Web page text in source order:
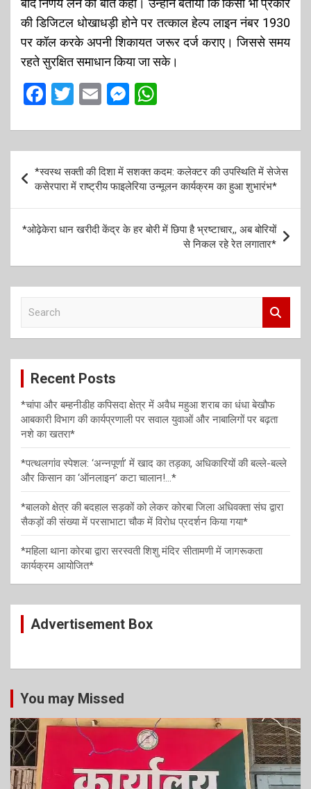
बाद निर्णय लेने की बात कही। उन्होंने बताया कि किसी भी प्रकार
की डिजिटल धोखाधड़ी होने पर तत्काल हेल्प लाइन नंबर 1930
पर कॉल करके अपनी शिकायत जरूर दर्ज कराए। जिससे समय
रहते सुरक्षित समाधान किया जा सके।
F
ce
o
o
k
T
tt
er
E
ail
M
se
g
er
at
A
p
p
s
g
a
*स्वस्थ सक्ती की दिशा में सशक्त कदम: कलेक्टर की उपस्थिति में सेजेस
कसेरपारा में राष्ट्रीय फाइलेरिया उन्मूलन कार्यक्रम का हुआ शुभारंभ*
*ओढ़ेकेरा धान खरीदी केंद्र के हर बोरी में छिपा है भ्रष्टाचार,, अब बोरियों
से निकल रहे रेत लगातार*
c
Recent Posts
*चांपा और बम्हनीडीह कपिसदा क्षेत्र में अवैध महुआ शराब का धंधा बेखौफ
आबकारी विभाग की कार्यप्रणाली पर सवाल युवाओं और नाबालिगों पर बढ़ता
नशे का खतरा*
*पत्थलगांव स्पेशल: ‘अन्नपूर्णा’ में खाद का तड़का, अधिकारियों की बल्ले-बल्ले
और किसान का ‘ऑनलाइन’ कटा चालान!…*
*बालको क्षेत्र की बदहाल सड़कों को लेकर कोरबा जिला अधिवक्ता संघ द्वारा
सैकड़ों की संख्या में परसाभाटा चौक में विरोध प्रदर्शन किया गया*
*महिला थाना कोरबा द्वारा सरस्वती शिशु मंदिर सीतामणी में जागरूकता
कार्यक्रम आयोजित*
Advertisement Box
You may Missed